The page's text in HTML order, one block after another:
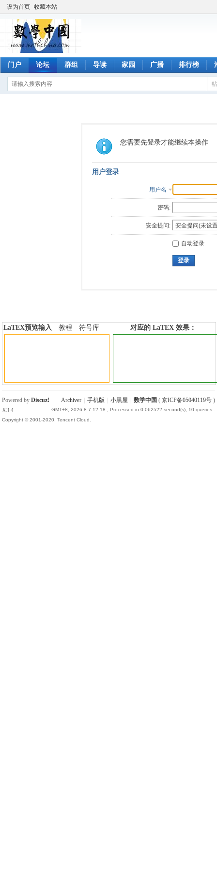
设为首页 收藏本站
门户 论坛 群组 导读 家园 广播 排行榜
您需要先登录才能继续本操作
用户登录
用户名
密码:
安全提问:
自动登录
登录
LaTEX预览输入 教程
符号库
对应的 LaTEX 效果：
Archiver 手机版 小黑屋 数学中国 ( 京ICP备05040119号)
GMT+8, 2026-8-7 12:18 , Processed in 0.062522 second(s), 10 queries .
Powered byDiscuz!
X3.4
Copyright © 2001-2020, Tencent Cloud.